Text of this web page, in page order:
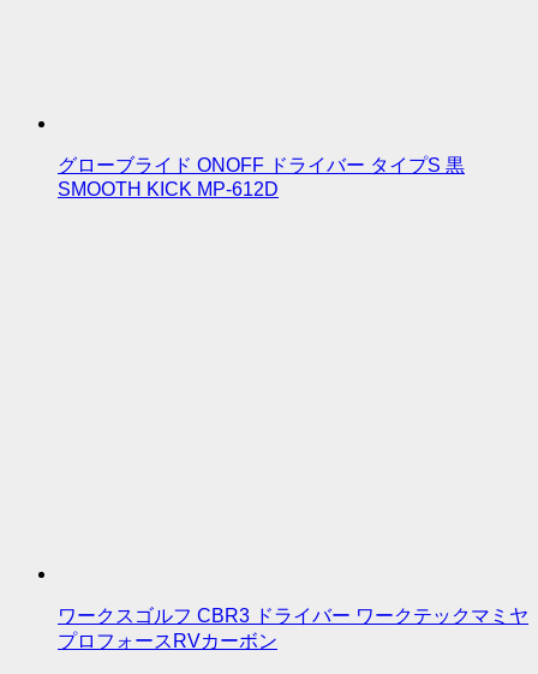
グローブライド ONOFF ドライバー タイプS 黒
SMOOTH KICK MP-612D
ワークスゴルフ CBR3 ドライバー ワークテックマミヤ
プロフォースRVカーボン